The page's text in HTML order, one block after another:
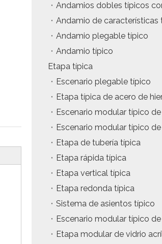
Precio del estuche de
Precio de la maquinaria
Precio de la carpa para
Precio del andamio de
producto tipico
Andamio de características
Andamio plegable típico
Andamio típico
Etapa típica
Escenario plegable típico
Etapa típica de acero de
Escenario modular típico
Escenario modular típico
Etapa de tubería típica
Etapa rápida típica
Etapa vertical típica
Etapa redonda típica
Sistema de asientos típico
Escenario modular típico de
Etapa modular de vidrio